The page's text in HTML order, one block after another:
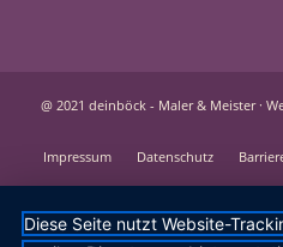
@ 2021 deinböck - Maler & Meister ·
Impressum Datenschutz
Diese Seite nutzt Website-